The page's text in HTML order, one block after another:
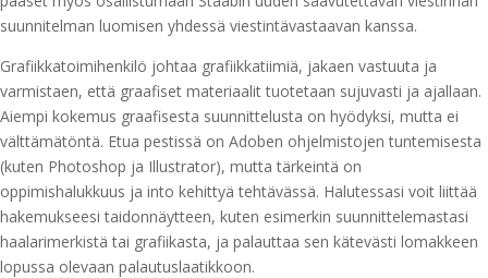
suunnitelman luomisen yhdessä viestintävastaavan kanssa.
Grafiikkatoimihenkilö johtaa grafiikkatiimiä, jakaen vastuuta ja
varmistaen, että graafiset materiaalit tuotetaan sujuvasti ja ajallaan.
Aiempi kokemus graafisesta suunnittelusta on hyödyksi, mutta ei
välttämätöntä. Etua pestissä on Adoben ohjelmistojen tuntemisesta
(kuten Photoshop ja Illustrator), mutta tärkeintä on
oppimishalukkuus ja into kehittyä tehtävässä. Halutessasi voit liittää
hakemukseesi taidonnäytteen, kuten esimerkin suunnittelemastasi
haalarimerkistä tai grafiikasta, ja palauttaa sen kätevästi lomakkeen
lopussa olevaan palautuslaatikkoon.